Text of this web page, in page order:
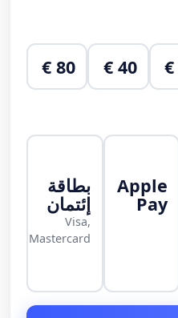
40 €
80 €
Apple
Pay
بطاقة
إئتمان
Visa,
Mastercard